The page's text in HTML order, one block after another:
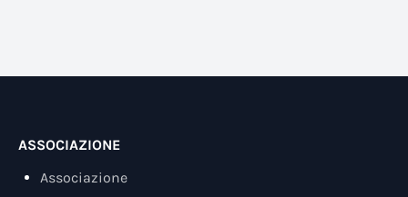
ASSOCIAZIONE
Associazione